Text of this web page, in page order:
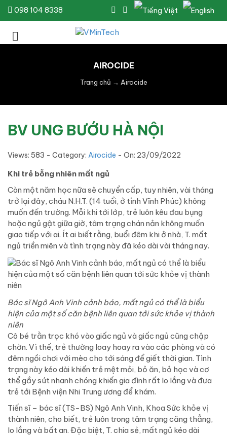
098 104 8338
AIROCIDE
Trang chủ → Airocide
BV UNG BƯỚU HÀ NỘI
Views: 583 - Category: Airocide - On: 23/09/2022
Khi trẻ bỗng nhiên mất ngủ
Còn một năm học nữa sẽ chuyển cấp, tuy nhiên, vài tháng
trở lại đây, cháu N.H.T. (14 tuổi, ở tỉnh Vĩnh Phúc) không
muốn đến trường. Mỗi khi tới lớp, trẻ luôn kêu đau bụng
hoặc ngủ gật giữa giờ, tâm trạng chán nản không muốn
giao tiếp với ai. Ít ai biết rằng, buổi đêm khi ở nhà, T. mất
ngủ triền miên và tình trạng này đã kéo dài vài tháng nay.
Bác sĩ Ngô Anh Vinh cảnh báo, mất ngủ có thể là biểu
hiện của một số căn bệnh liên quan tới sức khỏe vị thành
niên
Cô bé trằn trọc khó vào giấc ngủ và giấc ngủ cũng chập
chờn. Vì thế, trẻ thường loay hoay ra vào các phòng và có
đêm ngồi chơi với mèo cho tới sáng để giết thời gian. Tình
trạng này kéo dài khiến trẻ mệt mỏi, bỏ ăn, bỏ học và cơ
thể gầy sút nhanh chóng khiến gia đình rất lo lắng và đưa
trẻ tới Bệnh viện Nhi Trung ương để khám.
Tiến sĩ – bác sĩ (TS-BS) Ngô Anh Vinh, Khoa Sức khỏe vị
thành niên, cho biết, trẻ luôn trong tâm trạng căng thẳng,
lo lắng và bất an. Đặc biệt, T. chia sẻ, mất ngủ kéo dài